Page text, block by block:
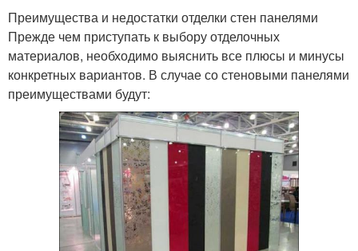
Преимущества и недостатки отделки стен панелями
Прежде чем приступать к выбору отделочных
материалов, необходимо выяснить все плюсы и минусы
конкретных вариантов. В случае со стеновыми панелями
преимуществами будут: